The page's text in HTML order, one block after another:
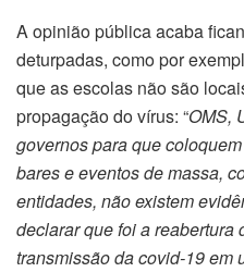
A opinião pública acaba
deturpadas, como por
que as escolas não são
propagação do vírus: “OMS,
governos para que
bares e eventos de massa,
entidades, não existem
declarar que foi a reabertura
transmissão da covid-19 em